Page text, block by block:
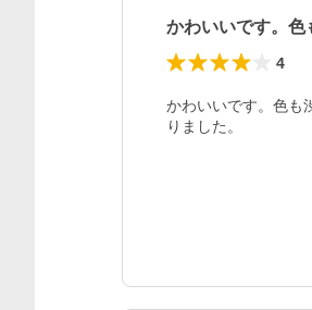
かわいいです。
4
かわいいです。色も
りました。